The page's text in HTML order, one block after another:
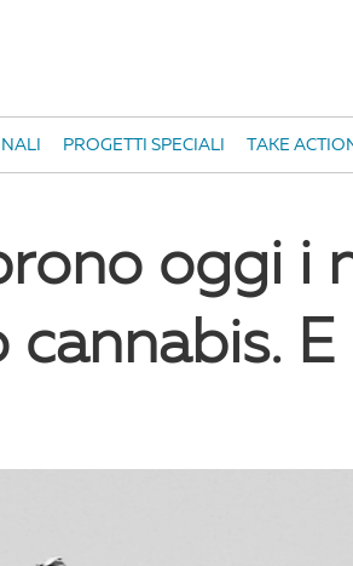
PROGETTI SPECIALI TAKE
oggi i
E